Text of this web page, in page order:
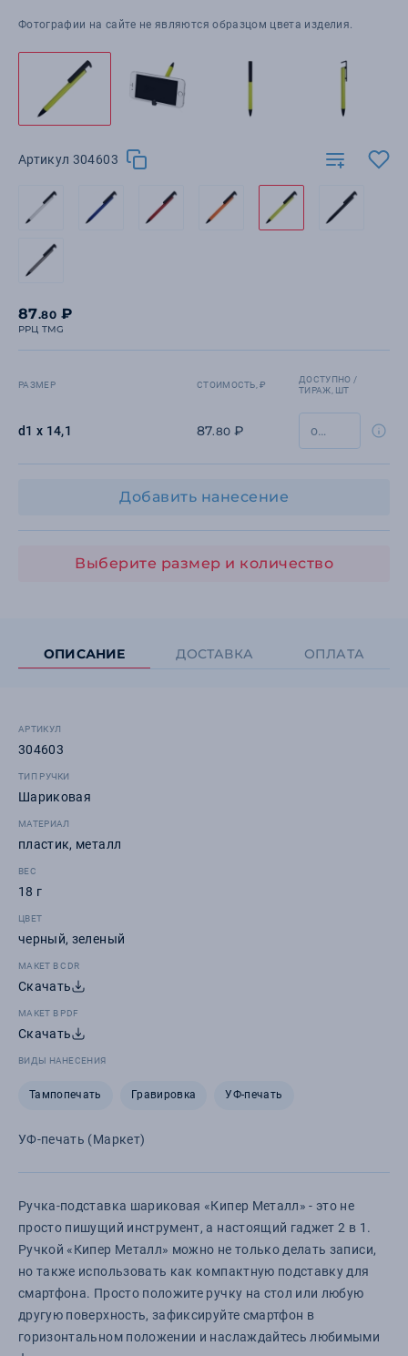
Фотографии на сайте не являются образцом цвета изделия.
Артикул 304603
87.80 ₽
РРЦ TMG
РАЗМЕР СТОИМОСТЬ, ₽
ДОСТУПНО /
ТИРАЖ, ШТ
d1 х 14,1 87.80 ₽
Добавить нанесение
Выберите размер и количество
ОПИСАНИЕ ДОСТАВКА ОПЛАТА
АРТИКУЛ
304603
ТИП РУЧКИ
Шариковая
МАТЕРИАЛ
пластик, металл
ВЕС
18 г
ЦВЕТ
черный, зеленый
МАКЕТ В CDR
Скачать
МАКЕТ В PDF
Скачать
ВИДЫ НАНЕСЕНИЯ
Тампопечать Гравировка УФ-печать
УФ-печать (Маркет)
Ручка-подставка шариковая «Кипер Металл» - это не
просто пишущий инструмент, а настоящий гаджет 2 в 1.
Ручкой «Кипер Металл» можно не только делать записи,
но также использовать как компактную подставку для
смартфона. Просто положите ручку на стол или любую
другую поверхность, зафиксируйте смартфон в
горизонтальном положении и наслаждайтесь любимыми